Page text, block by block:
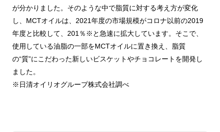
が分かりました。そのような中で脂質に対する考え方が変化
し、MCTオイルは、2021年度の市場規模がコロナ以前の2019
年度と比較して、201％※と急速に拡大しています。そこで、
使用している油脂の一部をMCTオイルに置き換え、脂質
の“質”にこだわった新しいビスケットやチョコレートを開発し
ました。
※日清オイリオグループ株式会社調べ